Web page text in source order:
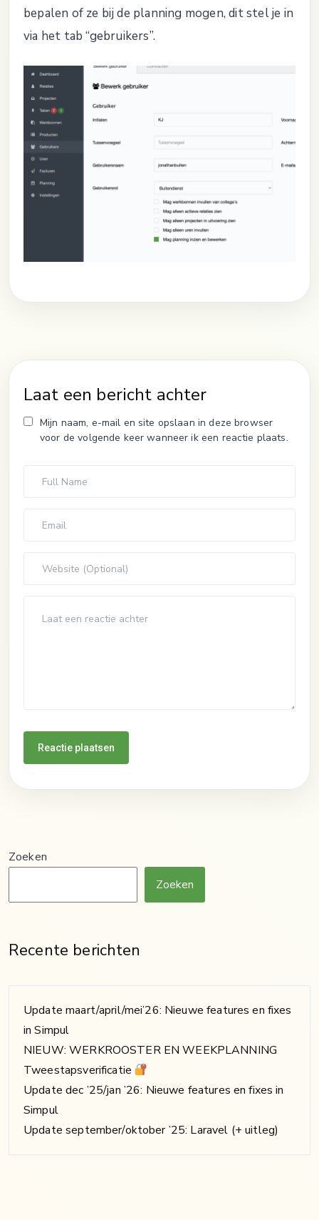
bepalen of ze bij de planning mogen, dit stel je in
via het tab “gebruikers”.
Laat een bericht achter
Mijn naam, e-mail en site opslaan in deze browser
voor de volgende keer wanneer ik een reactie plaats.
Zoeken
Zoeken
Recente berichten
Update maart/april/mei’26: Nieuwe features en fixes
in Simpul
NIEUW: WERKROOSTER EN WEEKPLANNING
Tweestapsverificatie
Update dec ’25/jan ’26: Nieuwe features en fixes in
Simpul
Update september/oktober ’25: Laravel (+ uitleg)